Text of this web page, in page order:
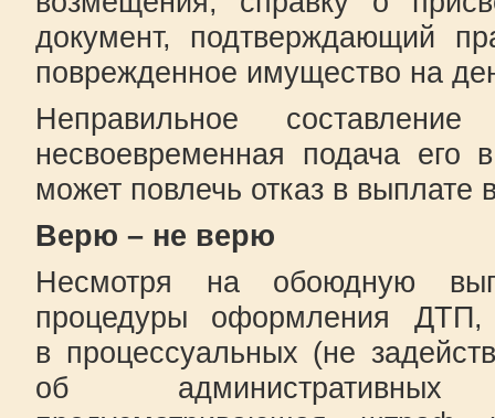
документ, подтверждающий
поврежденное имущество на
Неправильное
несвоевременная подача его
может повлечь отказ в выплате
Верю – не верю
Несмотря на обоюдную
процедуры оформления ДТП,
в процессуальных (не
об административных